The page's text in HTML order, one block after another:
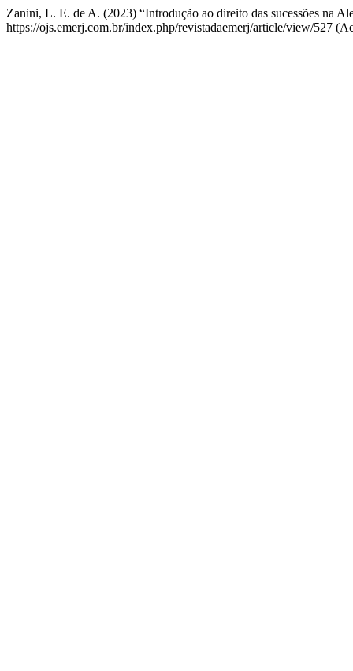
Zanini, L. E. de A. (2023) “Introdução ao direito das sucessões na
https://ojs.emerj.com.br/index.php/revistadaemerj/article/view/527